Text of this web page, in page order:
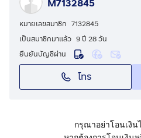
จุดเด่น : ทำเลดี สภาพดี ราคาถู
สถานที่ใกล้เคียง :
- เดอะมอลล์บางกะปิ
- โลตัส บางกะปิ
- แม็คโคร ลาดพร้าว
- ตลาดบางกะปิ
M7132845
หมายเลขสมาชิก 7132845
เป็นสมาชิกมาแล้ว 9 ปี 28 วัน
ยืนยันบัญชีผ่าน
โทร
กรุณาอย่าโอนเงิ